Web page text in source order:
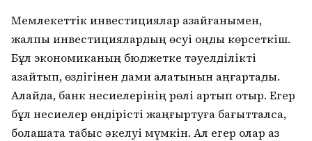
Мемлекеттік инвестициялар азайғанымен,
жалпы инвестициялардың өсуі оңды көрсеткіш.
Бұл экономиканың бюджетке тәуелділікті
азайтып, өздігінен дами алатынын аңғартады.
Алайда, банк несиелерінің рөлі артып отыр. Егер
бұл несиелер өндірісті жаңғыртуға бағытталса,
болашақта табыс әкелуі мүмкін. Ал егер олар аз